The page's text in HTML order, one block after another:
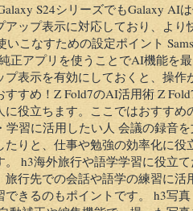
S24シリーズでもGalaxy AI
アップ表示に対応しており、より
いこなすための設定ポイント
正アプリを使うことでAI機能を
プ表示を有効にしておくと、操作
すすめ！Z Fold7のAI活用術 Z
に役立ちます。ここではおすす
学習に活用したい人 会議の録音
たりと、仕事や勉強の効率化に役
。 h3海外旅行や語学学習に役立
旅行先での会話や語学の練習に活
できるのもポイントです。 h3写